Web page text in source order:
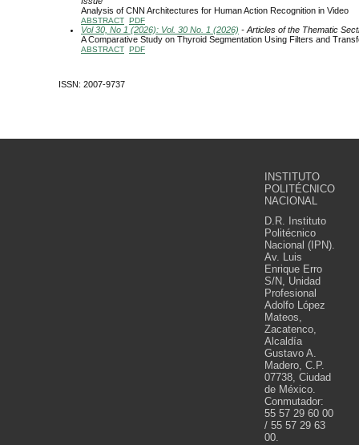
Analysis of CNN Architectures for Human Action Recognition in Video
ABSTRACT PDF
Vol 30, No 1 (2026): Vol. 30 No. 1 (2026) - Articles of the Thematic
A Comparative Study on Thyroid Segmentation Using Filters and
ABSTRACT PDF
ISSN: 2007-9737
INSTITUTO
POLITÉCNICO
NACIONAL
D.R. Instituto
Politécnico
Nacional (IPN).
Av. Luis
Enrique Erro
S/N, Unidad
Profesional
Adolfo López
Mateos,
Zacatenco,
Alcaldía
Gustavo A.
Madero, C.P.
07738, Ciudad
de México.
Conmutador:
55 57 29 60 00
/ 55 57 29 63
00.